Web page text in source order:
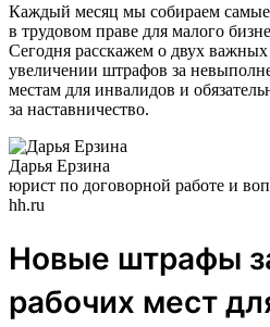
Каждый месяц мы собираем
в трудовом праве для малого
Сегодня расскажем о двух
увеличении штрафов за
местам для инвалидов и
за наставничество.
Дарья Ерзина
юрист по договорной работе и
hh.ru
Новые штрафы
рабочих мест